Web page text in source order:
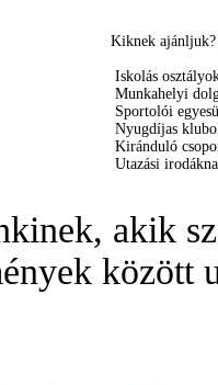
Kiknek ajánljuk?
Iskolás
Munkahelyi
Sportolói
Nyugdíjas
Kiránduló
Utazási
akik
között